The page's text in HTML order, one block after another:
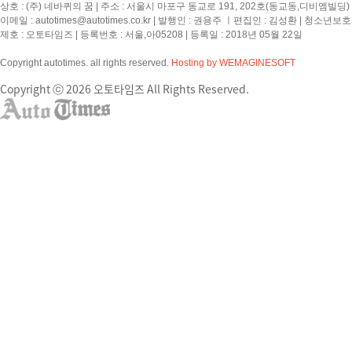
상호 : (주) 네바퀴의 꿈 | 주소 : 서울시 마포구 동교로 191, 202호(동교동,디비엠빌
이메일 : autotimes@autotimes.co.kr | 발행인 : 권용주 ㅣ편집인 : 김성환 | 청소년보
제호 : 오토타임즈 | 등록번호 : 서울,아05208 | 등록일 : 2018년 05월 22일
Copyright autotimes. all rights reserved. Hosting by WEMAGINESOFT
Copyright ⓒ 2026 오토타임즈 All Rights Reserved.